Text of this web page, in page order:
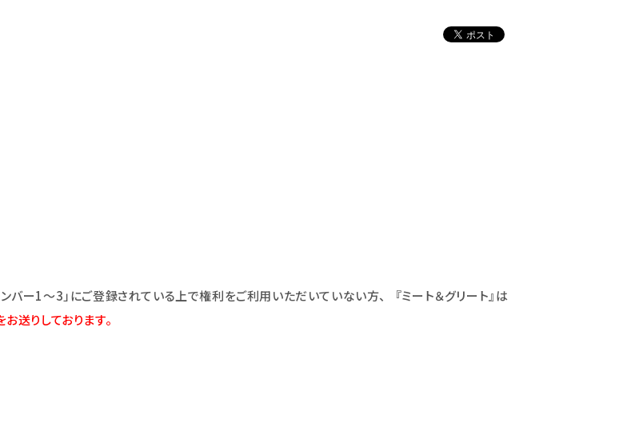
バー1～3」にご登録されている上で権利をご利用いただいていない方、 『ミート＆グリート』は
送りしております。